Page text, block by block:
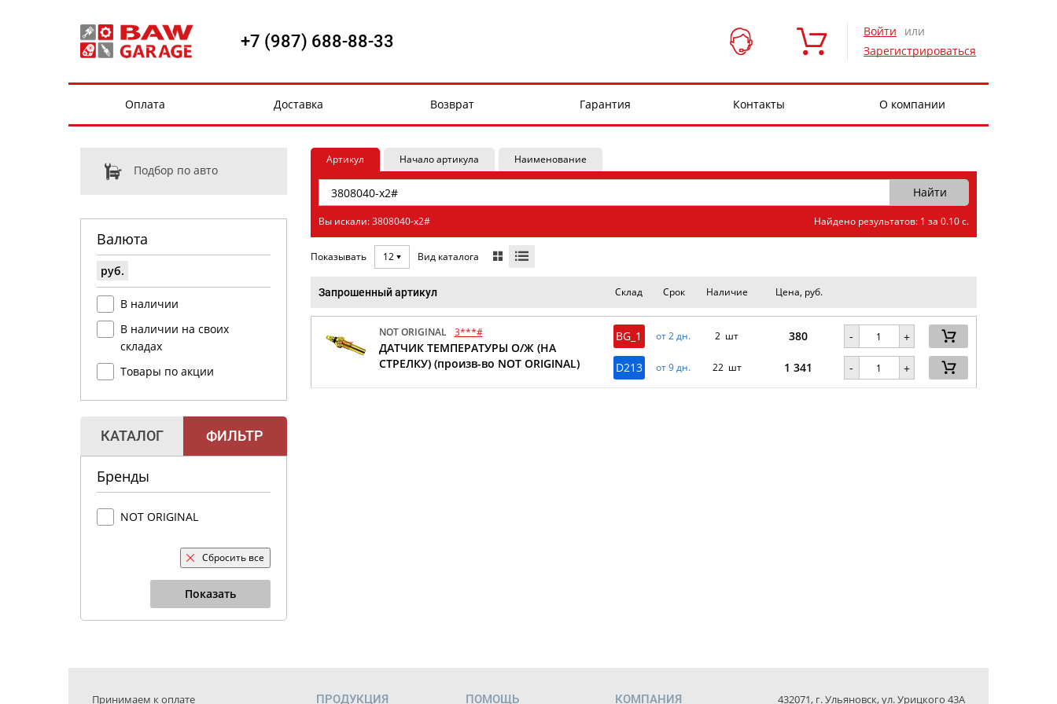
+7 (987) 688-88-33 Войти
или
Зарегистрироваться
Оплата Доставка Возврат Гарантия Контакты О компании
Подбор по авто
Валюта
руб.
В наличии
В наличии на своих
складах
Товары по акции
КАТАЛОГ ФИЛЬТР
Бренды
NOT ORIGINAL
Сбросить все
Показать
Артикул Начало артикула Наименование
Вы искали: 3808040-x2# Найдено результатов: 1 за 0.10 с.
Показывать 12 Вид каталога
Запрошенный артикул Склад Срок Наличие Цена, руб.
NOT ORIGINAL 3***#
ДАТЧИК ТЕМПЕРАТУРЫ О/Ж (НА
СТРЕЛКУ) (произв-во NOT ORIGINAL)
BG_1 от 2 дн. 2 шт 380 - +
D213 от 9 дн. 22 шт 1 341 - +
Принимаем к оплате ПРОДУКЦИЯ ПОМОЩЬ КОМПАНИЯ 432071, г. Ульяновск, ул. Урицкого 43А